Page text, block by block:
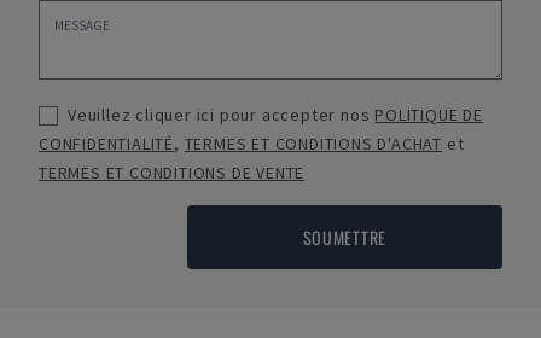
Veuillez cliquer ici pour accepter nos POLITIQUE DE
CONFIDENTIALITÉ, TERMES ET CONDITIONS D'ACHAT et
TERMES ET CONDITIONS DE VENTE
SOUMETTRE